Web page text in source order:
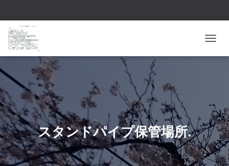
ビ
ン
を
切
り
替
え
スタンドパイプ保管場所.